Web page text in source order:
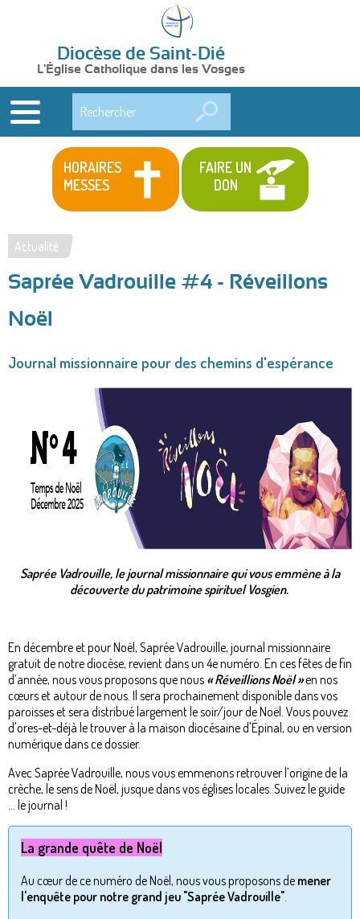
Diocèse de Saint-Dié
L'Église Catholique dans les Vosges
HORAIRES
MESSES
FAIRE UN
DON
Vous
êtes
ici
Actualité
Saprée Vadrouille #4 - Réveillons
Noël
Journal missionnaire pour des chemins d'espérance
Saprée Vadrouille, le journal missionnaire qui vous emmène à la
découverte du patrimoine spirituel Vosgien.
En décembre et pour Noël, Saprée Vadrouille, journal missionnaire
gratuit de notre diocèse, revient dans un 4e numéro. En ces fêtes de fin
d’année, nous vous proposons que nous « Réveillions Noël »en nos
cœurs et autour de nous. Il sera prochainement disponible dans vos
paroisses et sera distribué largement le soir/jour de Noël. Vous pouvez
d'ores-et-déjà le trouver à la maison diocésaine d'Épinal, ou en version
numérique dans ce dossier.
Avec Saprée Vadrouille, nous vous emmenons retrouver l’origine de la
crèche, le sens de Noël, jusque dans vos églises locales. Suivez le guide
... le journal !
La grande quête de Noël
Au cœur de ce numéro de Noël, nous vous proposons de mener
l'enquête pour notre grand jeu "Saprée Vadrouille"